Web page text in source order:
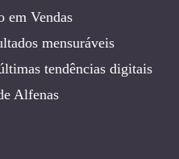
em Vendas
mensuráveis
tendências digitais
Alfenas